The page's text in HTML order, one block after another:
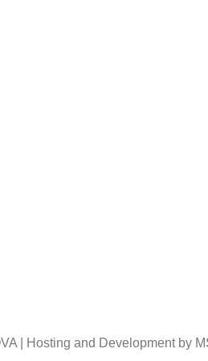
| Hosting and Development by